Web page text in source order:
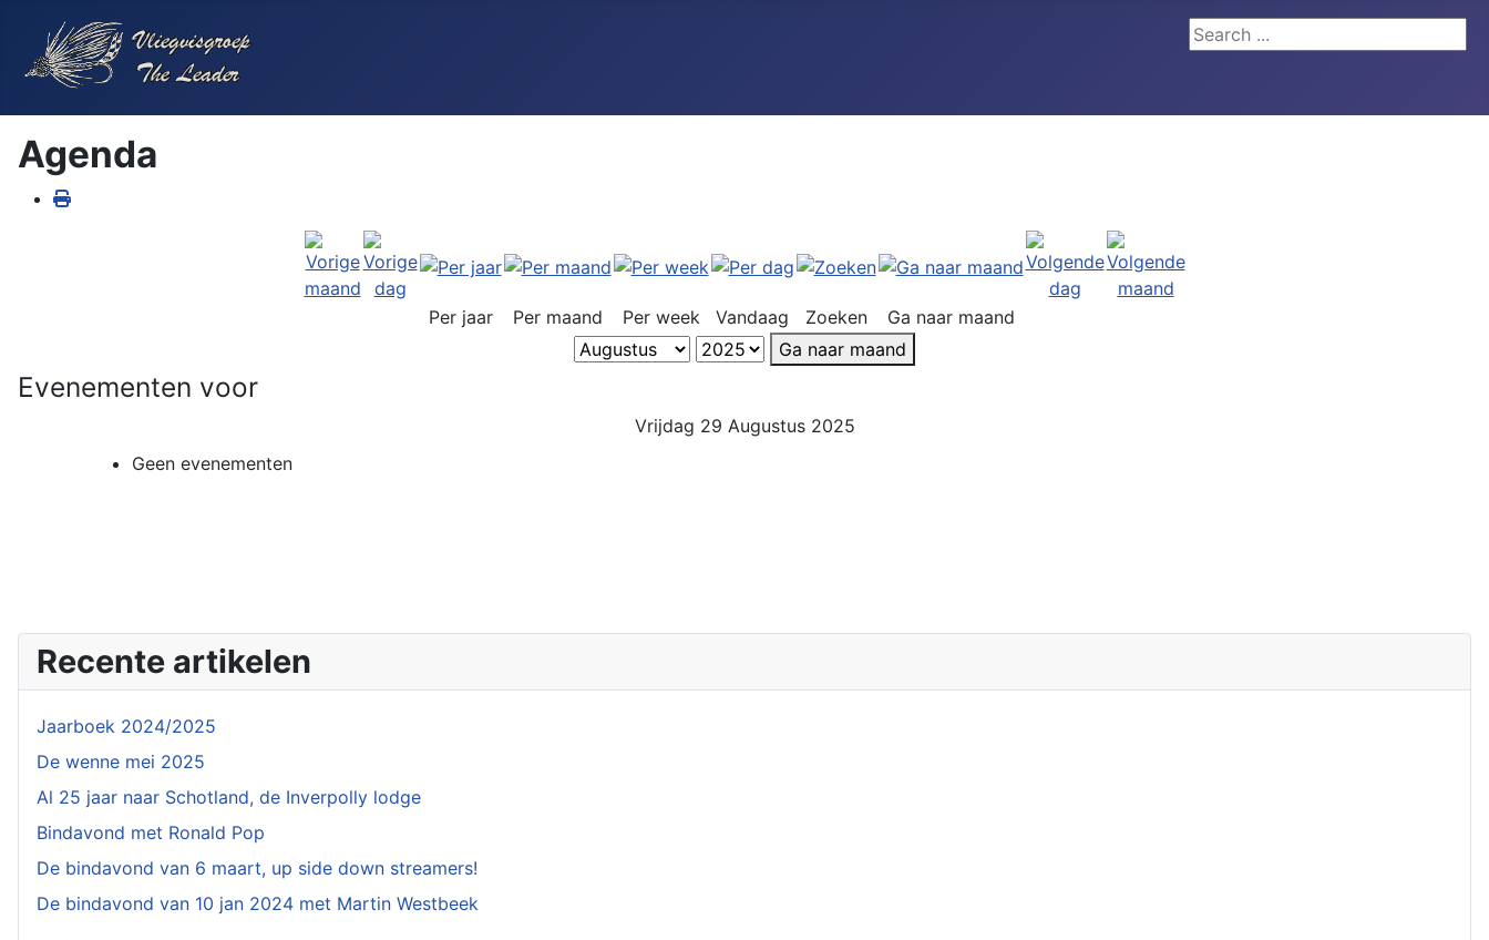
Search ...
Agenda
Per jaar Per maand Per week Vandaag Zoeken
Ga naar maand
Ga naar maand
Evenementen voor
Vrijdag 29 Augustus 2025
Geen evenementen
Recente artikelen
Jaarboek 2024/2025
De wenne mei 2025
Al 25 jaar naar Schotland, de Inverpolly lodge
Bindavond met Ronald Pop
De bindavond van 6 maart, up side down streamers!
De bindavond van 10 jan 2024 met Martin Westbeek